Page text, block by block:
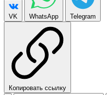
VK WhatsApp Telegram
Копировать ссылку